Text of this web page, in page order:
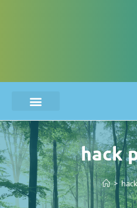
hack
>